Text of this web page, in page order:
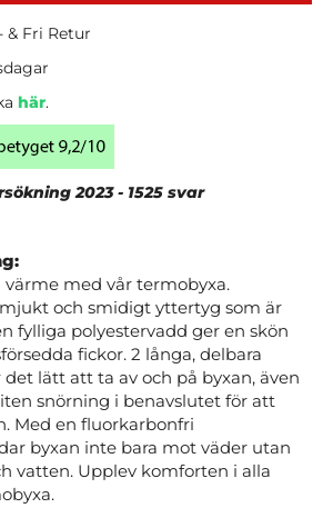
& Fri Retur
här.
2023 - 1525 svar
med vår termobyxa.
och smidigt yttertyg som är
fylliga polyestervadd ger en skön
fickor. 2 långa, delbara
lätt att ta av och på byxan, även
snörning i benavslutet för att
Med en fluorkarbonfri
byxan inte bara mot väder utan
vatten. Upplev komforten i alla